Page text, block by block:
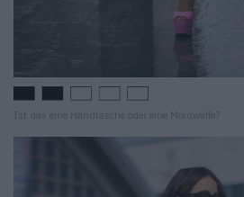
Ist das eine Handtasche oder eine Mordwaffe?